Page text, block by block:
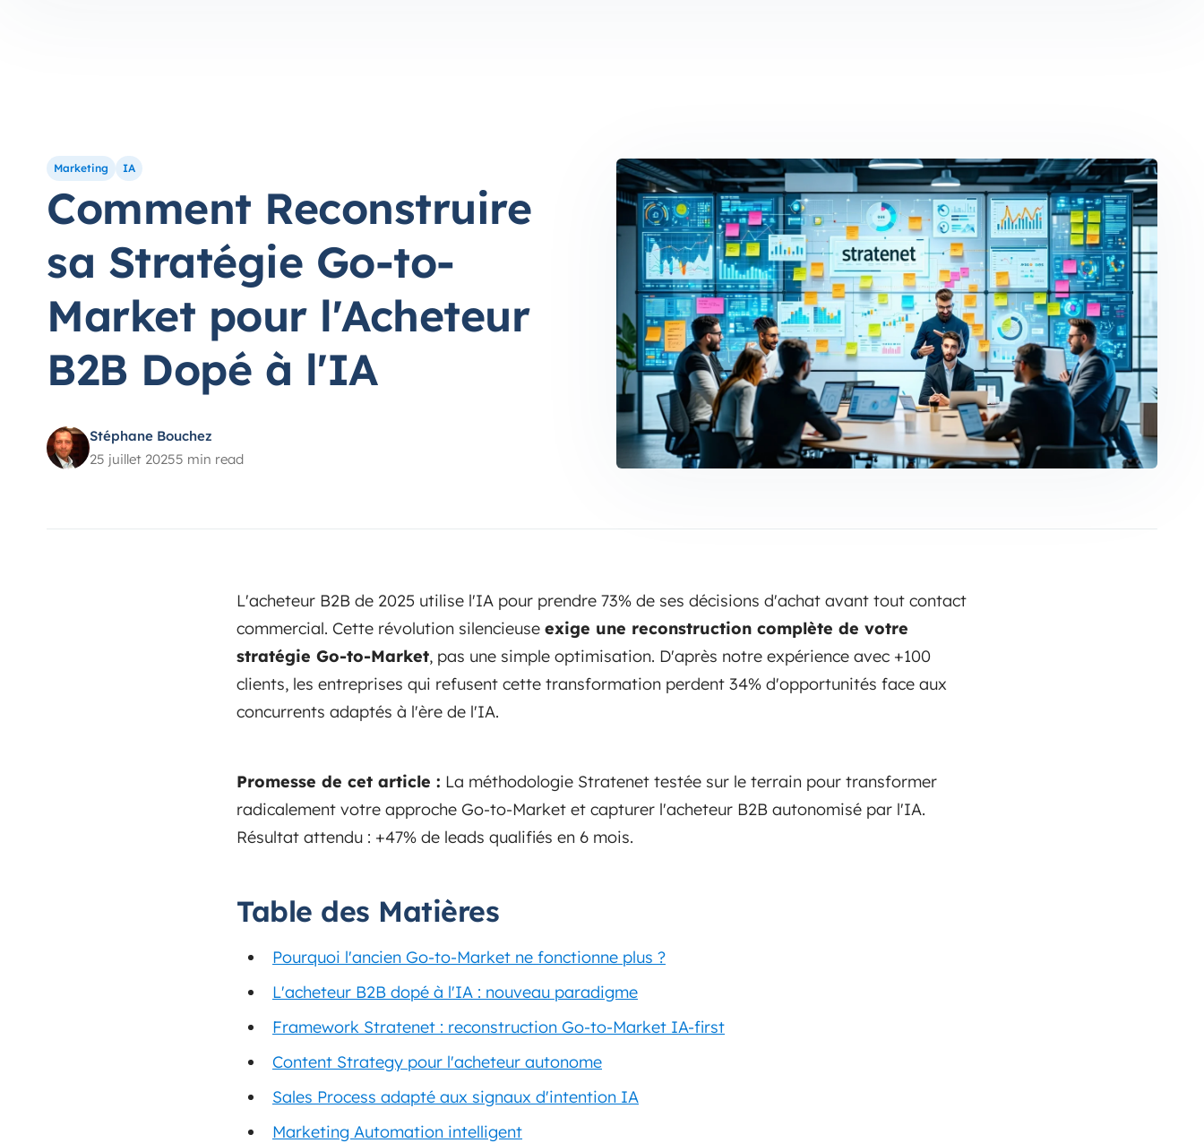
Marketing IA
Comment Reconstruire
sa Stratégie Go-to-
Market pour l'Acheteur
B2B Dopé à l'IA
Stéphane Bouchez
25 juillet 20255 min read
L'acheteur B2B de 2025 utilise l'IA pour prendre 73% de ses décisions d'achat avant tout contact
commercial. Cette révolution silencieuse exige une reconstruction complète de votre
stratégie Go-to-Market, pas une simple optimisation. D'après notre expérience avec +100
clients, les entreprises qui refusent cette transformation perdent 34% d'opportunités face aux
concurrents adaptés à l'ère de l'IA.
Promesse de cet article : La méthodologie Stratenet testée sur le terrain pour transformer
radicalement votre approche Go-to-Market et capturer l'acheteur B2B autonomisé par l'IA.
Résultat attendu : +47% de leads qualifiés en 6 mois.
Table des Matières
Pourquoi l'ancien Go-to-Market ne fonctionne plus ?
L'acheteur B2B dopé à l'IA : nouveau paradigme
Framework Stratenet : reconstruction Go-to-Market IA-first
Content Strategy pour l'acheteur autonome
Sales Process adapté aux signaux d'intention IA
Marketing Automation intelligent